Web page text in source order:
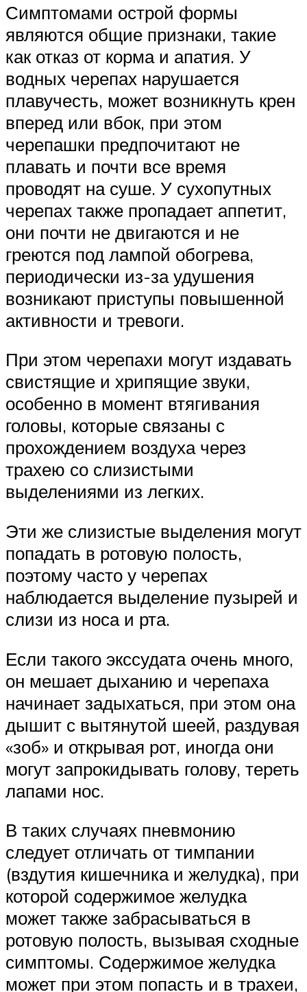
Симптомами острой формы
являются общие признаки, такие
как отказ от корма и апатия. У
водных черепах нарушается
плавучесть, может возникнуть крен
вперед или вбок, при этом
черепашки предпочитают не
плавать и почти все время
проводят на суше. У сухопутных
черепах также пропадает аппетит,
они почти не двигаются и не
греются под лампой обогрева,
периодически из-за удушения
возникают приступы повышенной
активности и тревоги.
При этом черепахи могут издавать
свистящие и хрипящие звуки,
особенно в момент втягивания
головы, которые связаны с
прохождением воздуха через
трахею со слизистыми
выделениями из легких.
Эти же слизистые выделения могут
попадать в ротовую полость,
поэтому часто у черепах
наблюдается выделение пузырей и
слизи из носа и рта.
Если такого экссудата очень много,
он мешает дыханию и черепаха
начинает задыхаться, при этом она
дышит с вытянутой шеей, раздувая
«зоб» и открывая рот, иногда они
могут запрокидывать голову, тереть
лапами нос.
В таких случаях пневмонию
следует отличать от тимпании
(вздутия кишечника и желудка), при
которой содержимое желудка
может также забрасываться в
ротовую полость, вызывая сходные
симптомы. Содержимое желудка
может при этом попасть и в трахеи,